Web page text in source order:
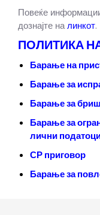
Повеќе
дознајте налинкот.
ПОЛИТИКА
Барање на
Барање за
Барање за
Барање за
лични
СР приговор
Барање за